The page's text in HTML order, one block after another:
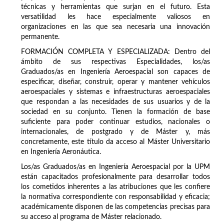
técnicas y herramientas que surjan en el futuro. Esta
versatilidad les hace especialmente valiosos en
organizaciones en las que sea necesaria una innovación
permanente.
FORMACIÓN COMPLETA Y ESPECIALIZADA: Dentro del
ámbito de sus respectivas Especialidades, los/as
Graduados/as en Ingeniería Aeroespacial son capaces de
especificar, diseñar, construir, operar y mantener vehículos
aeroespaciales y sistemas e infraestructuras aeroespaciales
que respondan a las necesidades de sus usuarios y de la
sociedad en su conjunto. Tienen la formación de base
suficiente para poder continuar estudios, nacionales o
internacionales, de postgrado y de Máster y, más
concretamente, este título da acceso al Máster Universitario
en Ingeniería Aeronáutica.
Los/as Graduados/as en Ingeniería Aeroespacial por la UPM
están capacitados profesionalmente para desarrollar todos
los cometidos inherentes a las atribuciones que les confiere
la normativa correspondiente con responsabilidad y eficacia;
académicamente disponen de las competencias precisas para
su acceso al programa de Máster relacionado.